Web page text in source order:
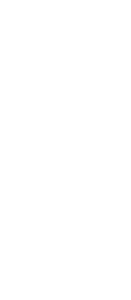
mantengan
(También es
sus
empresas, lo
es que
empresa
y únicamente
Nuestras ofertas
bajo licencia
personas
consumidores
domésticos